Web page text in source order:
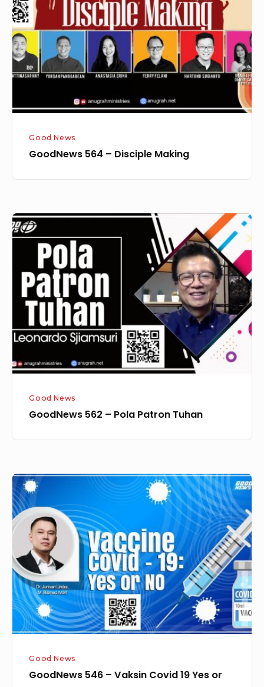
Disciple
Making
Good News
GoodNews 564 – Disciple Making
GoodNews
562
Pola
Patron
Tuhan
Good News
GoodNews 562 – Pola Patron Tuhan
GoodNews
546
–
Vaksin
Covid
19
Yes
or
No?
Good News
GoodNews 546 – Vaksin Covid 19 Yes or